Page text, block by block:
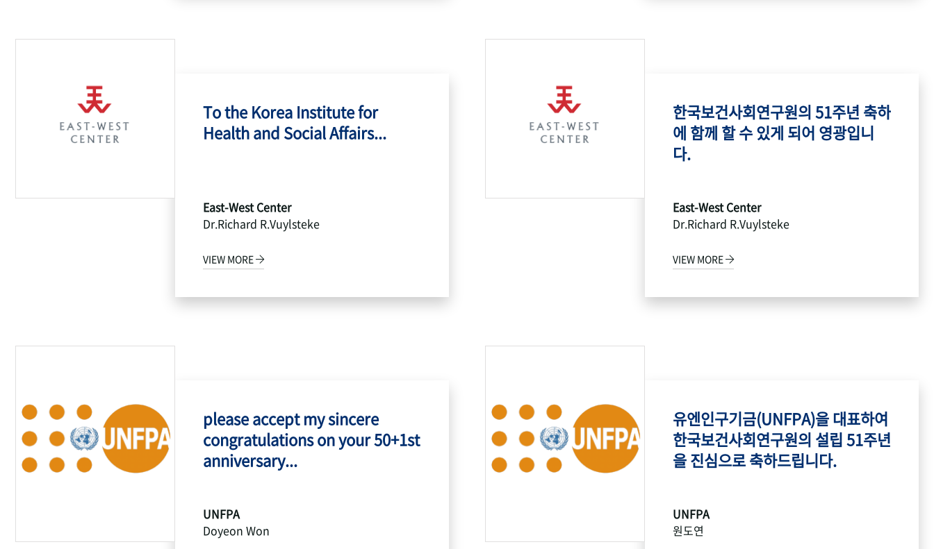
To the Korea Institute for
Health and Social Affairs...
East-West Center
Dr.Richard R.Vuylsteke
VIEW MORE
한국보건사회연구원의 51주년 축하
에 함께 할 수 있게 되어 영광입니
다.
East-West Center
Dr.Richard R.Vuylsteke
VIEW MORE
please accept my sincere
congratulations on your 50+1st
anniversary...
UNFPA
Doyeon Won
유엔인구기금(UNFPA)을 대표하여
한국보건사회연구원의 설립 51주년
을 진심으로 축하드립니다.
UNFPA
원도연